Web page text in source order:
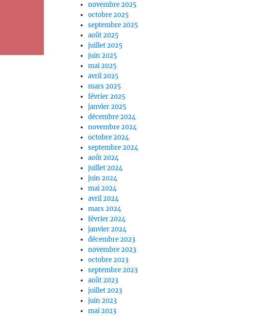
novembre 2025
octobre 2025
septembre 2025
août 2025
juillet 2025
juin 2025
mai 2025
avril 2025
mars 2025
février 2025
janvier 2025
décembre 2024
novembre 2024
octobre 2024
septembre 2024
août 2024
juillet 2024
juin 2024
mai 2024
avril 2024
mars 2024
février 2024
janvier 2024
décembre 2023
novembre 2023
octobre 2023
septembre 2023
août 2023
juillet 2023
juin 2023
mai 2023